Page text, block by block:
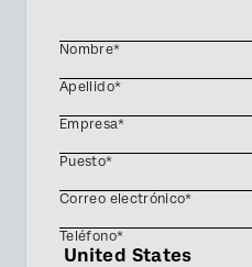
Nombre*
Apellido*
Empresa*
Puesto*
Correo electrónico*
Teléfono*